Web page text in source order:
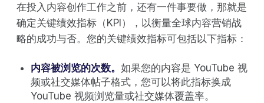
在投入内容创作工作之前，还有一件事要做，那就是
确定关键绩效指标（KPI），以衡量全球内容营销战
略的成功与否。您的关键绩效指标可包括以下指标：
内容被浏览的次数。 如果您的内容是 YouTube 视
频或社交媒体帖子格式，您可以将此指标换成
YouTube 视频浏览量或社交媒体覆盖率。